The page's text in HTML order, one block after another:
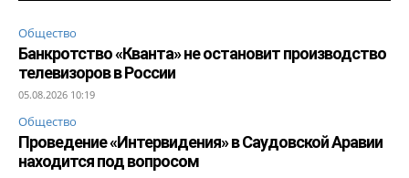
Общество
Банкротство «Кванта» не остановит производство
телевизоров в России
05.08.2026 10:19
Общество
Проведение «Интервидения» в Саудовской Аравии
находится под вопросом